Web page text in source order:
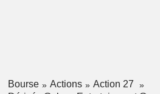
Bourse Actions
Action 27